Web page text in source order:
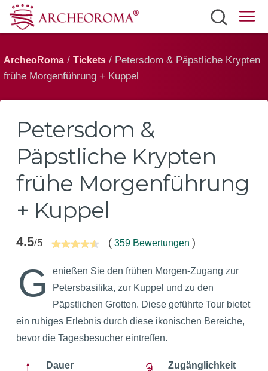
Tickets
Wetter
ArcheoRoma / Tickets / Petersdom & Päpstliche Krypten
frühe Morgenführung + Kuppel
Petersdom &
Päpstliche Krypten
frühe Morgenführung
+ Kuppel
4.5/5 ( 359 Bewertungen )
G
enießen Sie den frühen Morgen-Zugang zur
Petersbasilika, zur Kuppel und zu den
Päpstlichen Grotten. Diese geführte Tour bietet
ein ruhiges Erlebnis durch diese ikonischen Bereiche,
bevor die Tagesbesucher eintreffen.
Dauer
Zugänglichkeit